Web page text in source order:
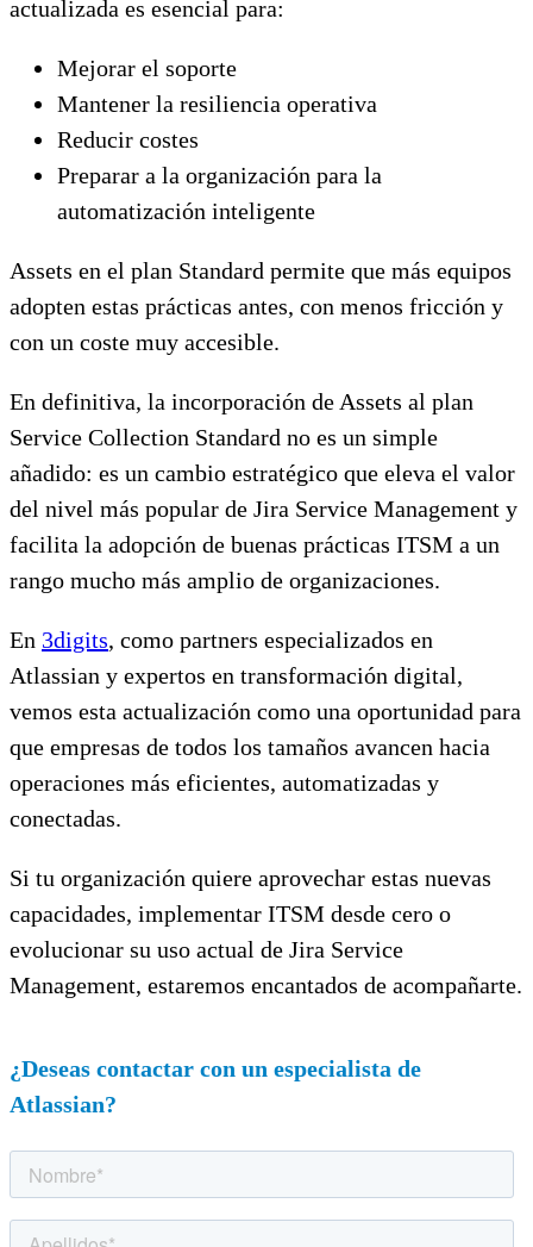
actualizada es esencial para:
Mejorar el soporte
Mantener la resiliencia operativa
Reducir costes
Preparar a la organización para la
automatización inteligente
Assets en el plan Standard permite que más equipos
adopten estas prácticas antes, con menos fricción y
con un coste muy accesible.
En definitiva, la incorporación de Assets al plan
Service Collection Standard no es un simple
añadido: es un cambio estratégico que eleva el valor
del nivel más popular de Jira Service Management y
facilita la adopción de buenas prácticas ITSM a un
rango mucho más amplio de organizaciones.
En 3digits, como partners especializados en
Atlassian y expertos en transformación digital,
vemos esta actualización como una oportunidad para
que empresas de todos los tamaños avancen hacia
operaciones más eficientes, automatizadas y
conectadas.
Si tu organización quiere aprovechar estas nuevas
capacidades, implementar ITSM desde cero o
evolucionar su uso actual de Jira Service
Management, estaremos encantados de acompañarte.
¿Deseas contactar con un especialista de
Atlassian?